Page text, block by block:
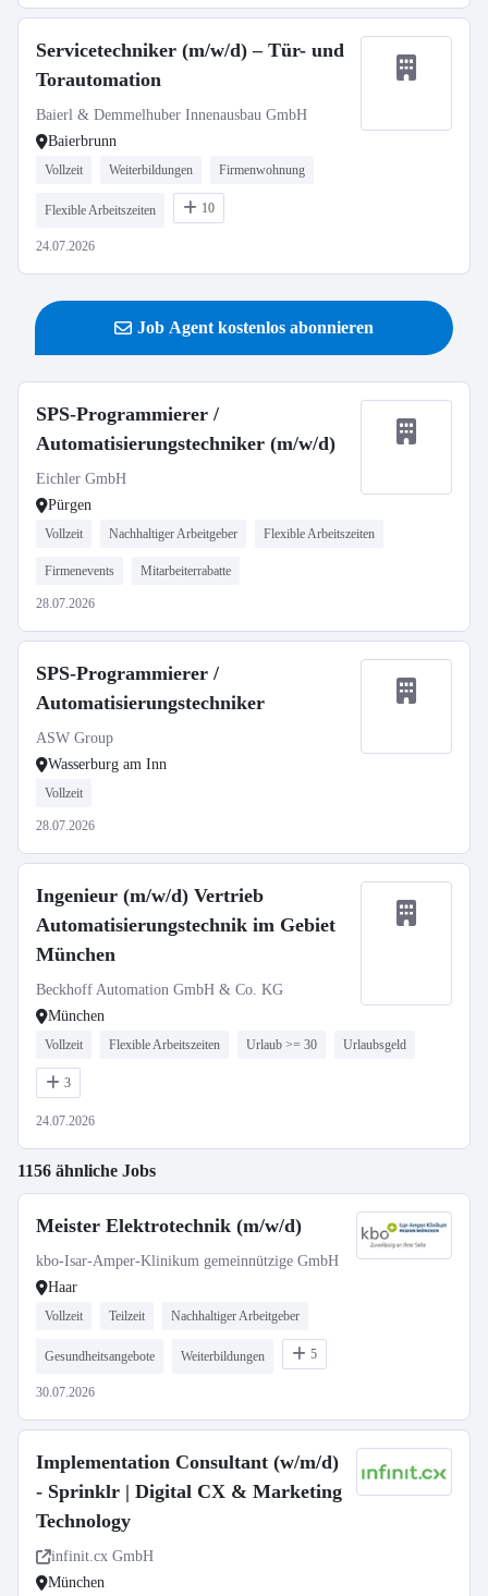
Servicetechniker (m/w/d) – Tür- und
Torautomation
Baierl & Demmelhuber Innenausbau GmbH
Baierbrunn
Vollzeit Weiterbildungen Firmenwohnung
Flexible Arbeitszeiten 10
24.07.2026
Job Agent kostenlos abonnieren
SPS-Programmierer /
Automatisierungstechniker (m/w/d)
Eichler GmbH
Pürgen
Vollzeit Nachhaltiger Arbeitgeber Flexible Arbeitszeiten
Firmenevents Mitarbeiterrabatte
28.07.2026
SPS‑Programmierer /
Automatisierungstechniker
ASW Group
Wasserburg am Inn
Vollzeit
28.07.2026
Ingenieur (m/w/d) Vertrieb
Automatisierungstechnik im Gebiet
München
Beckhoff Automation GmbH & Co. KG
München
Vollzeit Flexible Arbeitszeiten Urlaub >= 30 Urlaubsgeld
3
24.07.2026
1156 ähnliche Jobs
Meister Elektrotechnik (m/w/d)
kbo-Isar-Amper-Klinikum gemeinnützige GmbH
Haar
Vollzeit Teilzeit Nachhaltiger Arbeitgeber
Gesundheitsangebote Weiterbildungen 5
30.07.2026
Implementation Consultant (w/m/d)
- Sprinklr | Digital CX & Marketing
Technology
infinit.cx GmbH
München